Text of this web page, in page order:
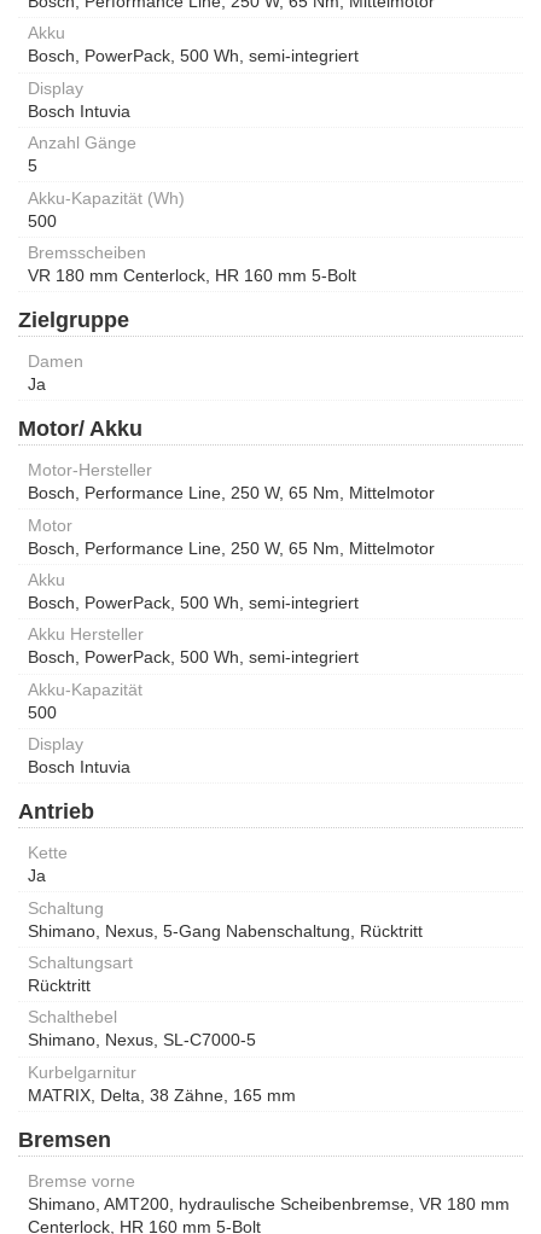
Akku
Bosch, PowerPack, 500 Wh, semi-integriert
Display
Bosch Intuvia
Anzahl Gänge
5
Akku-Kapazität (Wh)
500
Bremsscheiben
VR 180 mm Centerlock, HR 160 mm 5-Bolt
Zielgruppe
Damen
Ja
Motor/ Akku
Motor-Hersteller
Bosch, Performance Line, 250 W, 65 Nm, Mittelmotor
Motor
Bosch, Performance Line, 250 W, 65 Nm, Mittelmotor
Akku
Bosch, PowerPack, 500 Wh, semi-integriert
Akku Hersteller
Bosch, PowerPack, 500 Wh, semi-integriert
Akku-Kapazität
500
Display
Bosch Intuvia
Antrieb
Kette
Ja
Schaltung
Shimano, Nexus, 5-Gang Nabenschaltung, Rücktritt
Schaltungsart
Rücktritt
Schalthebel
Shimano, Nexus, SL-C7000-5
Kurbelgarnitur
MATRIX, Delta, 38 Zähne, 165 mm
Bremsen
Bremse vorne
Shimano, AMT200, hydraulische Scheibenbremse, VR 180 mm
Centerlock, HR 160 mm 5-Bolt